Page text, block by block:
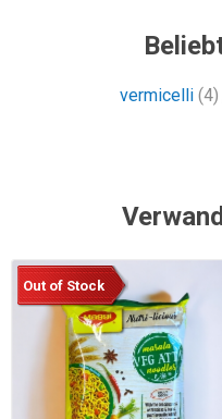
vermicelli (4)
Out of Stock